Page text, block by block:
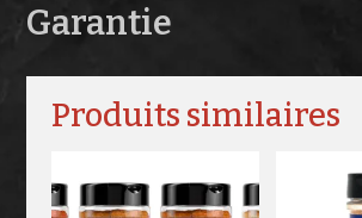
Garantie
Produits similaires